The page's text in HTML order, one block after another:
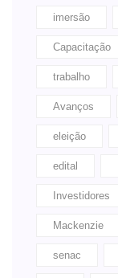
imersão
Capacitação
trabalho
Avanços
eleição
edital
Investidores
Mackenzie
senac